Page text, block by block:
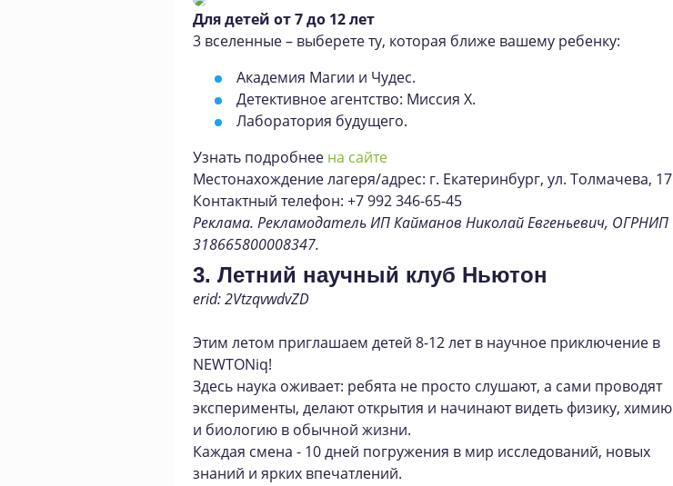
Для детей от 7 до 12 лет
3 вселенные – выберете ту, которая ближе вашему ребенку:
Академия Магии и Чудес.
Детективное агентство: Миссия X.
Лаборатория будущего.
Узнать подробнее на сайте
Местонахождение лагеря/адрес: г. Екатеринбург, ул. Толмачева, 17
Контактный телефон: +7 992 346-65-45
Реклама. Рекламодатель ИП Кайманов Николай Евгеньевич, ОГРНИП
318665800008347.
3. Летний научный клуб Ньютон
erid: 2VtzqvwdvZD
Этим летом приглашаем детей 8-12 лет в научное приключение в
NEWTONiq!
Здесь наука оживает: ребята не просто слушают, а сами проводят
эксперименты, делают открытия и начинают видеть физику, химию
и биологию в обычной жизни.
Каждая смена - 10 дней погружения в мир исследований, новых
знаний и ярких впечатлений.